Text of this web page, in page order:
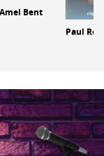
Amel Bent
Paul